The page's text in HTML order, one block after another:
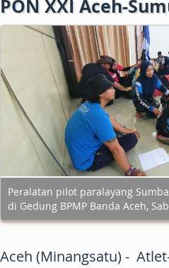
PON XXI Aceh-
Peralatan pilot paralayang
di Gedung BPMP Banda Aceh,
Aceh (Minangsatu) -